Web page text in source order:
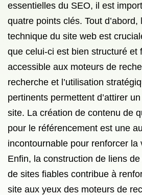
essentielles du SEO, il est
quatre points clés. Tout d’abord,
technique du site web est
que celui-ci est bien structuré et
accessible aux moteurs de
recherche et l’utilisation
pertinents permettent d’attirer
site. La création de contenu de
pour le référencement est une
incontournable pour renforcer la
Enfin, la construction de liens
de sites fiables contribue à
site aux yeux des moteurs de